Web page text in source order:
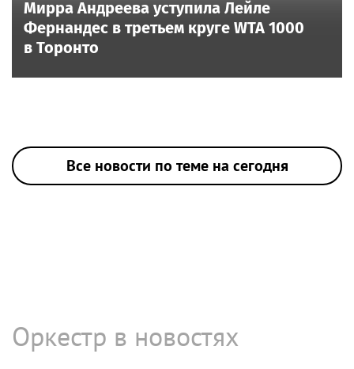
Мирра Андреева уступила Лейле
Фернандес в третьем круге WTA 1000
в Торонто
Все новости по теме на сегодня
Оркестр в новостях